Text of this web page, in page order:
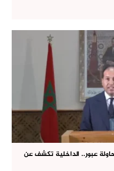
ورصد 40 ألف محاولة عبور.. الداخلية تكشف عن